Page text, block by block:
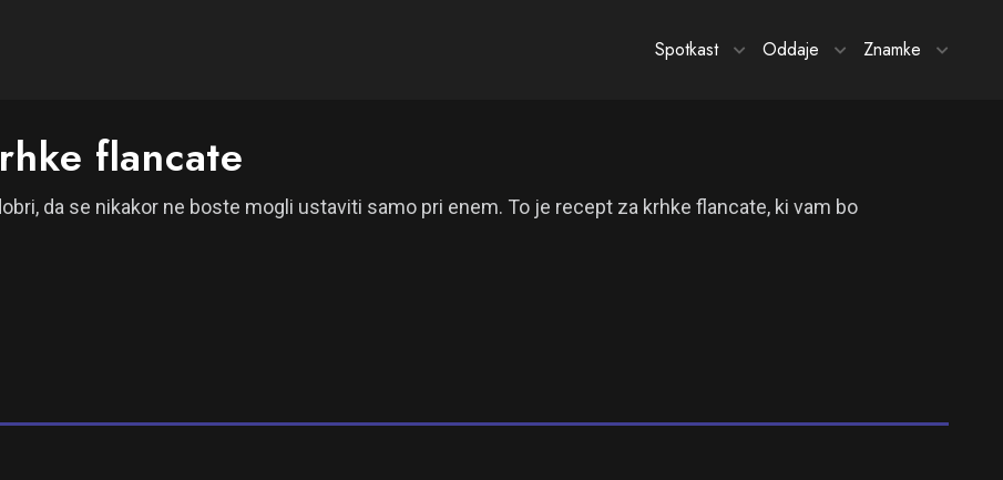
Spotkast Oddaje Znamke
flancate
da se nikakor ne boste mogli ustaviti samo pri enem. To je recept za krhke flancate, ki vam bo